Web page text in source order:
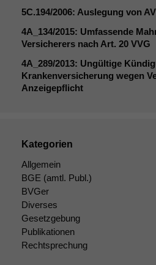
5C.194/2006: Auslegung von
4A_134/2015: Umfassende
Versicherers nach Art. 20 VVG
4A_289/2013: Ungültige
Krankenversicherung wegen
Anzeigepflicht
Kategorien
Allgemein
BGE (amtl. Publ.)
BVGer
Diverses
Gesetzgebung
Publikationen
Rechtsprechung